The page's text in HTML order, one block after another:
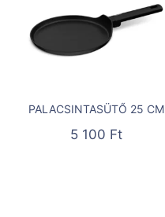
PALACSINTASÜTŐ 25 CM
5 100 Ft